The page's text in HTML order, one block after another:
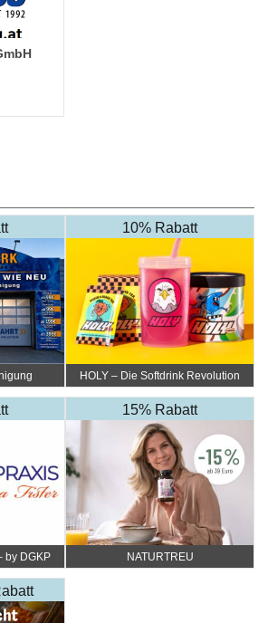
10% Rabatt
HOLY – Die Softdrink Revolution
by DGKP
15% Rabatt
NATURTREU